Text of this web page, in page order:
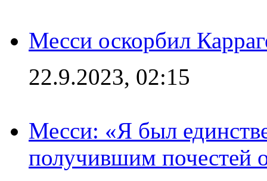
Месси оскорбил
22.9.2023, 02:15
Месси: «Я был
получившим почестей